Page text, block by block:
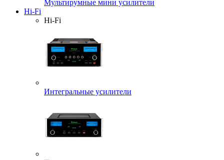
Мультирумные мини усилители
Hi-Fi
Hi-Fi
Интегральные усилители